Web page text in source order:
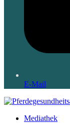
E-Mail
Mediathek